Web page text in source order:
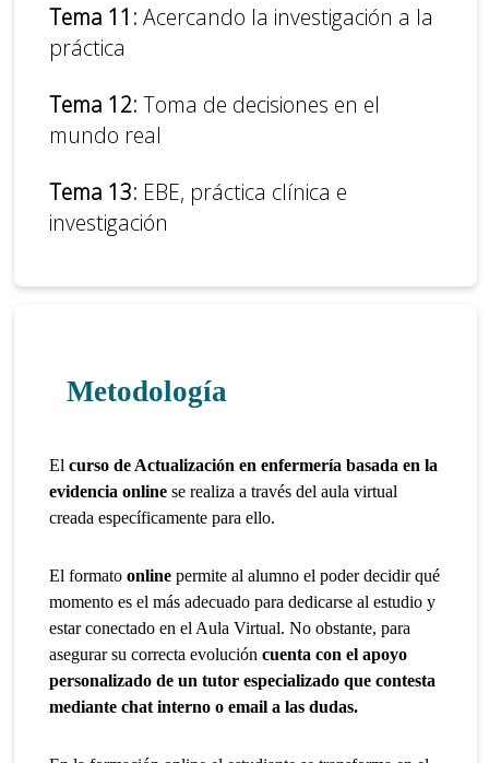
Tema 11: Acercando la investigación a la
práctica
Tema 12: Toma de decisiones en el
mundo real
Tema 13: EBE, práctica clínica e
investigación
Metodología
Elcurso de Actualización en enfermería basada en la
evidencia online se realiza a través del aula virtual
creada específicamente para ello.
El formato online permite al alumno el poder decidir qué
momento es el más adecuado para dedicarse al estudio y
estar conectado en el Aula Virtual. No obstante, para
asegurar su correcta evolución cuenta con el apoyo
personalizado de un tutor especializado que contesta
mediante chat interno o email a las dudas.